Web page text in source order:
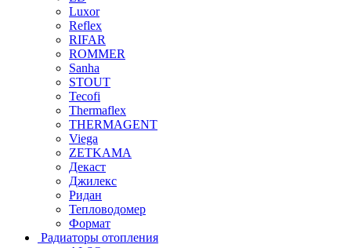
Luxor
Reflex
RIFAR
ROMMER
Sanha
STOUT
Tecofi
Thermaflex
THERMAGENT
Viega
ZETKAMA
Декаст
Джилекс
Ридан
Тепловодомер
Формат
Радиаторы отопления